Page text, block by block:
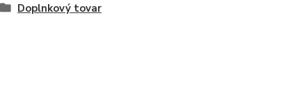
Doplnkový tovar